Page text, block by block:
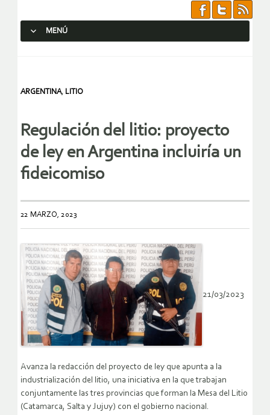
MENÚ
ARGENTINA, LITIO
Regulación del litio: proyecto
de ley en Argentina incluiría un
fideicomiso
22 MARZO, 2023
21/03/2023
Avanza la redacción del proyecto de ley que apunta a la
industrialización del litio, una iniciativa en la que trabajan
conjuntamente las tres provincias que forman la Mesa del Litio
(Catamarca, Salta y Jujuy) con el gobierno nacional.